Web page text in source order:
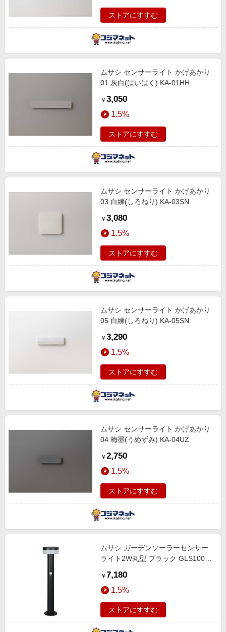
ストアにすすむ
ムサシ センサーライト かげあかり
01 灰白(はいはく) KA-01HH
￥ 3,050
1.5%
ストアにすすむ
ムサシ センサーライト かげあかり
03 白練(しろねり) KA-03SN
￥ 3,080
1.5%
ストアにすすむ
ムサシ センサーライト かげあかり
05 白練(しろねり) KA-05SN
￥ 3,290
1.5%
ストアにすすむ
ムサシ センサーライト かげあかり
04 梅墨(うめずみ) KA-04UZ
￥ 2,750
1.5%
ストアにすすむ
ムサシ ガーデンソーラーセンサー
ライト2W丸型 ブラック GLS100-
￥ 7,180
1.5%
ストアにすすむ